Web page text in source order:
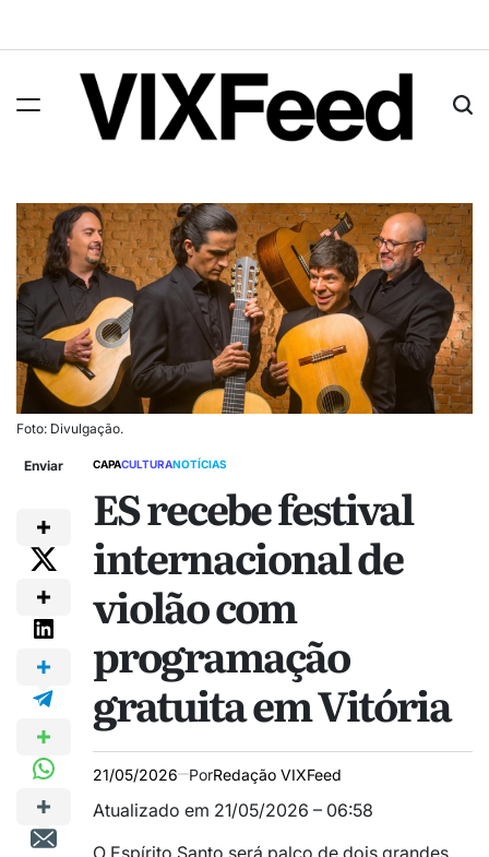
Foto: Divulgação.
Enviar CAPACULTURANOTÍCIAS
ES recebe festival
internacional de
violão com
programação
gratuita em Vitória
21/05/2026 PorRedação VIXFeed
Atualizado em 21/05/2026 – 06:58
O Espírito Santo será palco de dois grandes